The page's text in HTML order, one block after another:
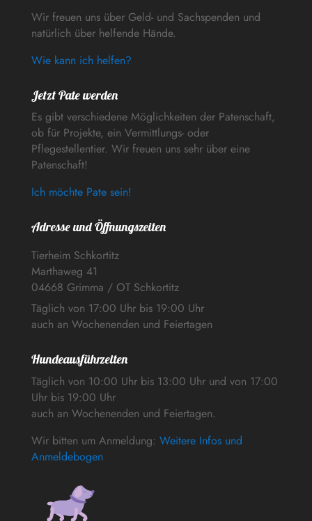
Wir freuen uns über Geld- und Sachspenden und
natürlich über helfende Hände.
Wie kann ich helfen?
Jetzt Pate werden
Es gibt verschiedene Möglichkeiten der Patenschaft,
ob für Projekte, ein Vermittlungs- oder
Pflegestellentier. Wir freuen uns sehr über eine
Patenschaft!
Ich möchte Pate sein!
Adresse und Öffnungszeiten
Tierheim Schkortitz
Marthaweg 41
04668 Grimma / OT Schkortitz
Täglich von 17:00 Uhr bis 19:00 Uhr
auch an Wochenenden und Feiertagen
Hundeausführzeiten
Täglich von 10:00 Uhr bis 13:00 Uhr und von 17:00
Uhr bis 19:00 Uhr
auch an Wochenenden und Feiertagen.
Wir bitten um Anmeldung: Weitere Infos und
Anmeldebogen